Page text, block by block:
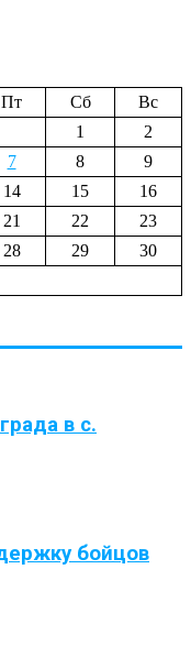
Пт Сб
Вс
1
2
7 8
9
14 15
16
21 22
23
28 29
30
в с.
бойцов